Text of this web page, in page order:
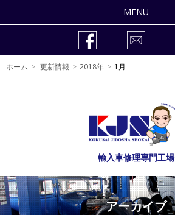
MENU
車検
自動車整備士の求人
ホーム 更新情報 2018年 1月
輸入車修理専門工場
アーカイブ